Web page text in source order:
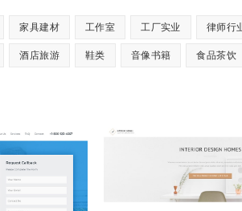
家具建材 工作室 工厂实业 律师行
酒店旅游 鞋类 音像书籍 食品茶饮